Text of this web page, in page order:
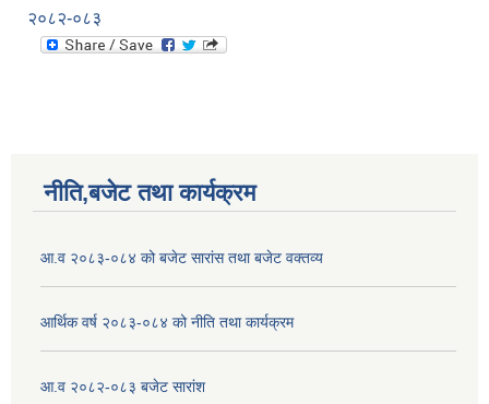
२०८२-०८३
नीति,बजेट तथा कार्यक्रम
आ.व २०८३-०८४ को बजेट सारांस तथा बजेट वक्तव्य
आर्थिक वर्ष २०८३-०८४ को नीति तथा कार्यक्रम
आ.व २०८२-०८३ बजेट सारांश